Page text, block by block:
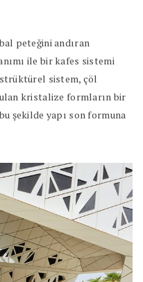
peteğini andıran
ile bir kafes sistemi
strüktürel sistem, çöl
kristalize formların bir
şekilde yapı son formuna